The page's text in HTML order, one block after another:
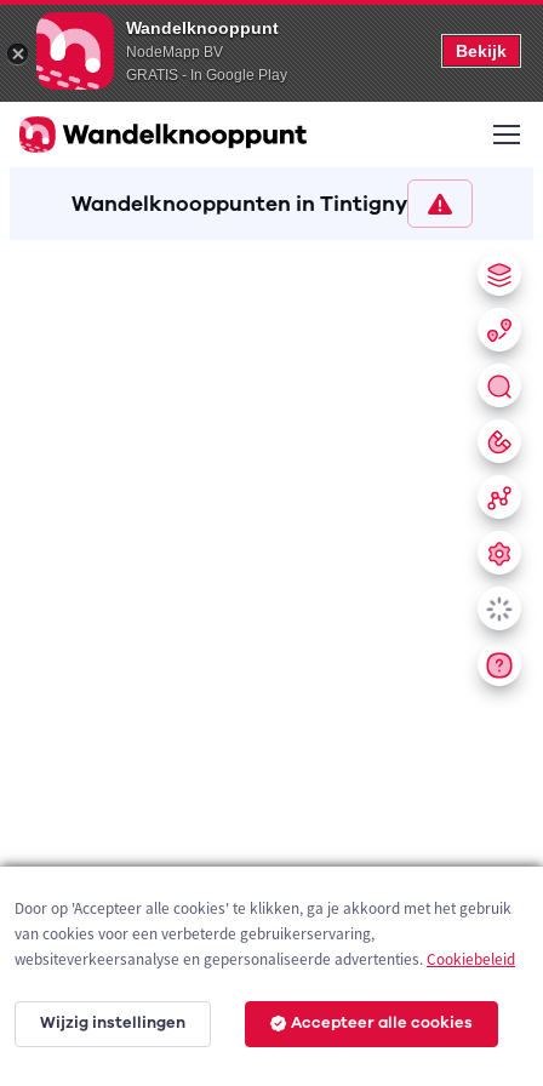
Wandelknooppunt
NodeMapp BV
GRATIS - In Google Play
Bekijk
Wandelknooppunten in Tintigny
2 km
Door op 'Accepteer alle cookies' te klikken, ga je akkoord met het gebruik
van cookies voor een verbeterde gebruikerservaring,
websiteverkeersanalyse en gepersonaliseerde advertenties.Cookiebeleid
Wijzig instellingen Accepteer alle cookies